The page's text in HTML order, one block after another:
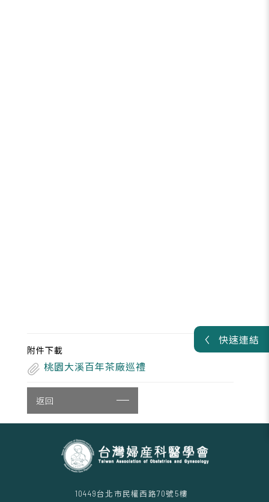
快速連結
附件下載
桃園大溪百年茶廠巡禮
返回
10449台北市民權西路70號5樓